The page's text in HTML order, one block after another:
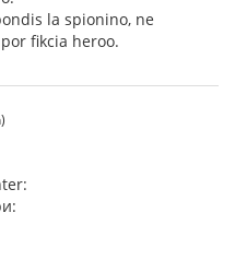
la spionino, ne
fikcia heroo.